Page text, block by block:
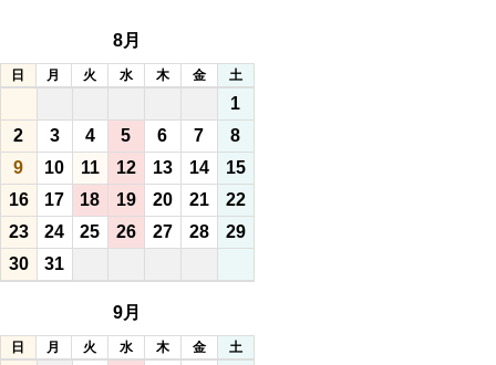
8月
日 月 火 水 木 金 土
1
2
3 4 5 6 7
8
9
10 11 12 13 14
15
16
17 18 19 20 21
22
23
24 25 26 27 28
29
30
31
9月
日 月 火 水 木 金 土